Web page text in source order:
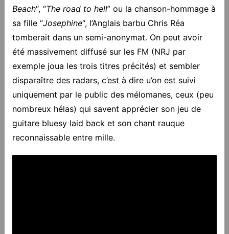
Beach“, “The road to hell” ou la chanson-hommage à
sa fille “Josephine“, l’Anglais barbu Chris Réa
tomberait dans un semi-anonymat. On peut avoir
été massivement diffusé sur les FM (NRJ par
exemple joua les trois titres précités) et sembler
disparaître des radars, c’est à dire u’on est suivi
uniquement par le public des mélomanes, ceux (peu
nombreux hélas) qui savent apprécier son jeu de
guitare bluesy laid back et son chant rauque
reconnaissable entre mille.